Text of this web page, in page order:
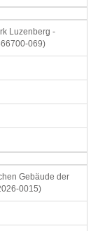
Luzenberg -
069)
Gebäude der
0015)